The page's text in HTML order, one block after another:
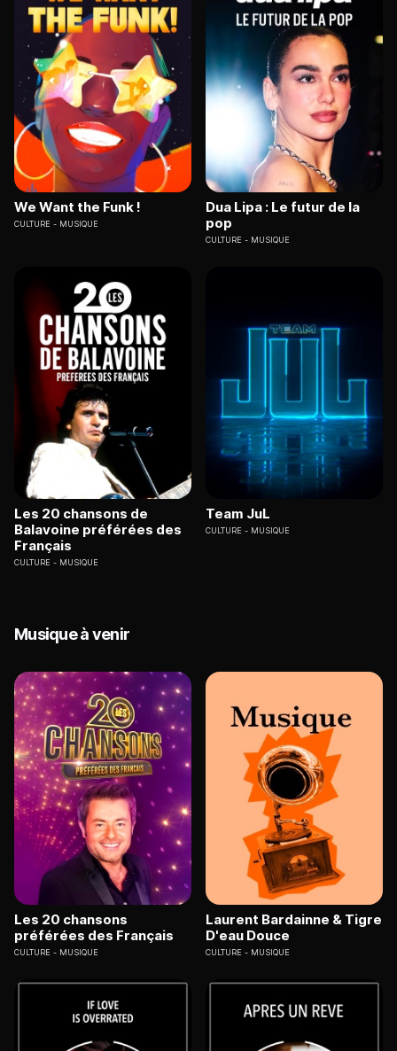
We Want the Funk !
CULTURE MUSIQUE
Dua Lipa : Le futur de la
pop
CULTURE MUSIQUE
Les 20 chansons de
Balavoine préférées des
Français
CULTURE MUSIQUE
Team JuL
CULTURE MUSIQUE
Musique à venir
Les 20 chansons
préférées des Français
CULTURE MUSIQUE
Laurent Bardainne & Tigre
D'eau Douce
CULTURE MUSIQUE